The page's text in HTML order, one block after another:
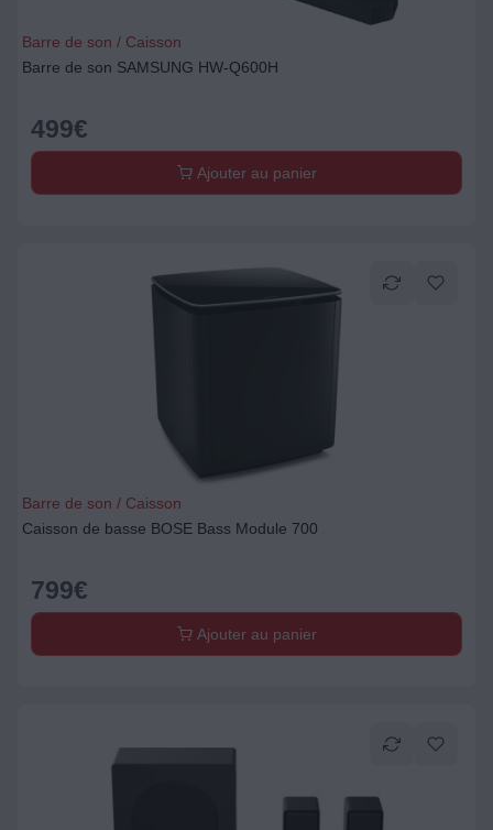
Barre de son / Caisson
Barre de son SAMSUNG HW-Q600H
499€
Ajouter au panier
Barre de son / Caisson
Caisson de basse BOSE Bass Module 700
799€
Ajouter au panier